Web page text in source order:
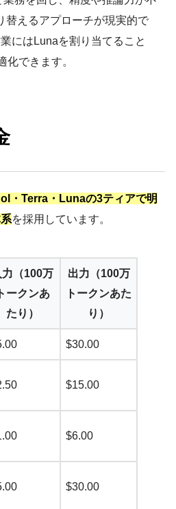
替えるアプローチが現実的で
にはLunaを割り当てること
化できます。
・Terra・Lunaの3ティアで明
を採用しています。
力（100万
トークンあ
たり）
出力（100万
トークンあた
り）
$30.00
$15.00
$6.00
$30.00